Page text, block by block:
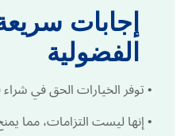
إجابات
الفضولية
•توفر الخيارات الحق في شراء
•إنها ليست التزامات، مما